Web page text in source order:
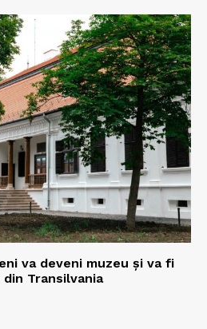
va deveni muzeu şi va fi
Transilvania